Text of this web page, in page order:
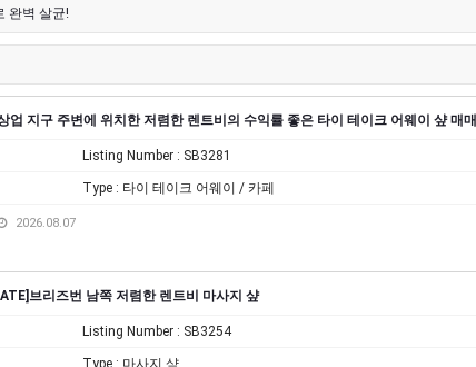
완벽 살균!
업 지구 주변에 위치한 저렴한 렌트비의 수익률 좋은 타이 테이크 어웨이 샾 매매
Listing Number : SB3281
Type : 타이 테이크 어웨이 / 카페
2026.08.07
브리즈번 남쪽 저렴한 렌트비 마사지 샾
Listing Number : SB3254
Type : 마사지 샾